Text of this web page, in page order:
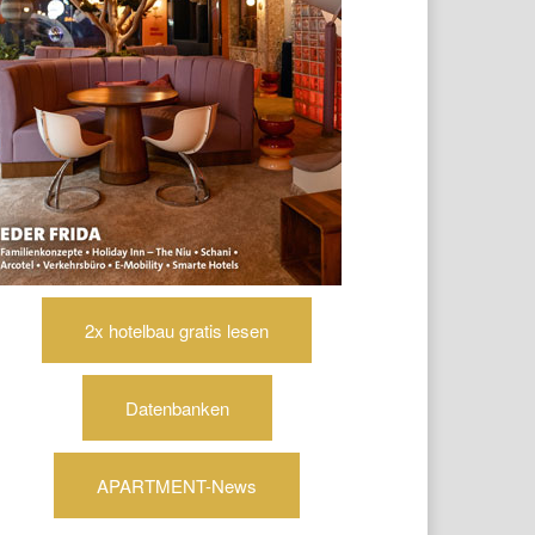
2x hotelbau gratis lesen
Datenbanken
APARTMENT-News